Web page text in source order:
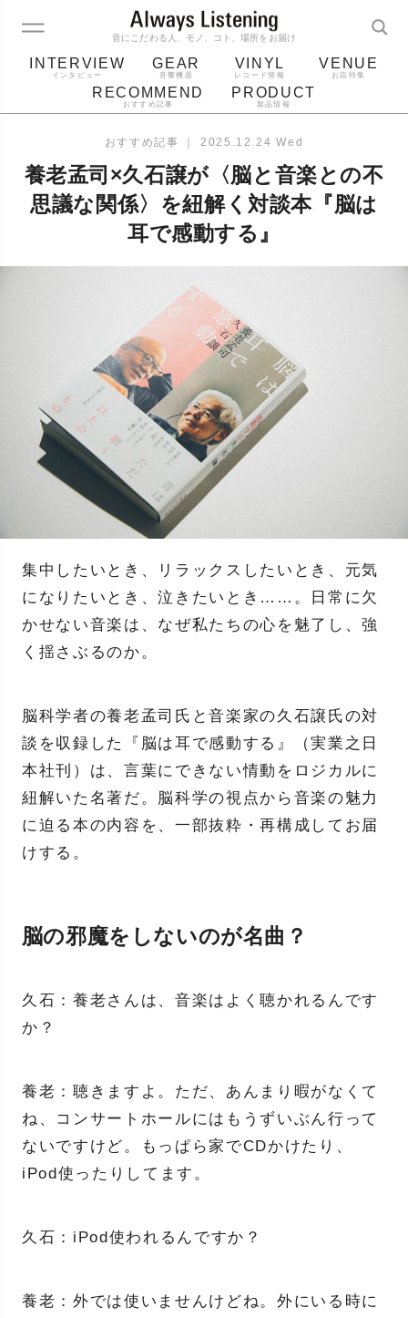
音にこだわる人、モノ、コト、場所をお届け
INTERVIEW
インタビュー
GEAR
音響機器
VINYL
レコード情報
VENUE
お店特集
RECOMMEND
おすすめ記事
PRODUCT
製品情報
ジャケット bluetooth アルバム
レコード針
おすすめ記事 ｜ 2025.12.24 Wed
養老孟司×久石譲が〈脳と音楽との不
思議な関係〉を紐解く対談本『脳は
耳で感動する』
集中したいとき、リラックスしたいとき、元気
になりたいとき、泣きたいとき……。日常に欠
かせない音楽は、なぜ私たちの心を魅了し、強
く揺さぶるのか。
脳科学者の養老孟司氏と音楽家の久石譲氏の対
談を収録した『脳は耳で感動する』（実業之日
本社刊）は、言葉にできない情動をロジカルに
紐解いた名著だ。脳科学の視点から音楽の魅力
に迫る本の内容を、一部抜粋・再構成してお届
けする。
脳の邪魔をしないのが名曲？
久石：養老さんは、音楽はよく聴かれるんです
か？
養老：聴きますよ。ただ、あんまり暇がなくて
ね、コンサートホールにはもうずいぶん行って
ないですけど。もっぱら家でCDかけたり、
iPod使ったりしてます。
久石：iPod使われるんですか？
養老：外では使いませんけどね。外にいる時に